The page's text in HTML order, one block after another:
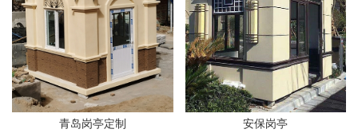
青岛岗亭定制 安保岗亭